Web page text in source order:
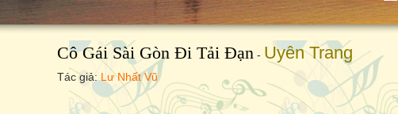
Cô Gái Sài Gòn Đi Tải Đạn - Uyên Trang
Tác giả: Lư Nhất Vũ